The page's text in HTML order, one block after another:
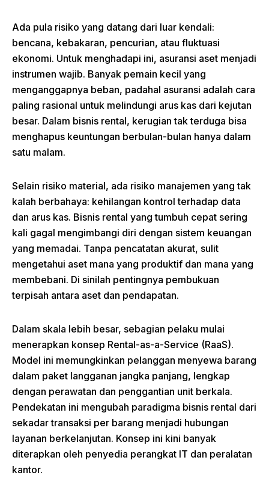
Ada pula risiko yang datang dari luar kendali:
bencana, kebakaran, pencurian, atau fluktuasi
ekonomi. Untuk menghadapi ini, asuransi aset menjadi
instrumen wajib. Banyak pemain kecil yang
menganggapnya beban, padahal asuransi adalah cara
paling rasional untuk melindungi arus kas dari kejutan
besar. Dalam bisnis rental, kerugian tak terduga bisa
menghapus keuntungan berbulan-bulan hanya dalam
satu malam.
Selain risiko material, ada risiko manajemen yang tak
kalah berbahaya: kehilangan kontrol terhadap data
dan arus kas. Bisnis rental yang tumbuh cepat sering
kali gagal mengimbangi diri dengan sistem keuangan
yang memadai. Tanpa pencatatan akurat, sulit
mengetahui aset mana yang produktif dan mana yang
membebani. Di sinilah pentingnya pembukuan
terpisah antara aset dan pendapatan.
Dalam skala lebih besar, sebagian pelaku mulai
menerapkan konsep Rental-as-a-Service (RaaS).
Model ini memungkinkan pelanggan menyewa barang
dalam paket langganan jangka panjang, lengkap
dengan perawatan dan penggantian unit berkala.
Pendekatan ini mengubah paradigma bisnis rental dari
sekadar transaksi per barang menjadi hubungan
layanan berkelanjutan. Konsep ini kini banyak
diterapkan oleh penyedia perangkat IT dan peralatan
kantor.